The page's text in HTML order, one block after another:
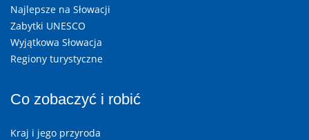
Najlepsze na Słowacji
Zabytki UNESCO
Wyjątkowa Słowacja
Regiony turystyczne
Co zobaczyć i robić
Kraj i jego przyroda